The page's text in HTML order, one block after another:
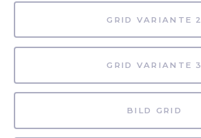
GRID VARIANTE 2
GRID VARIANTE 3
BILD GRID